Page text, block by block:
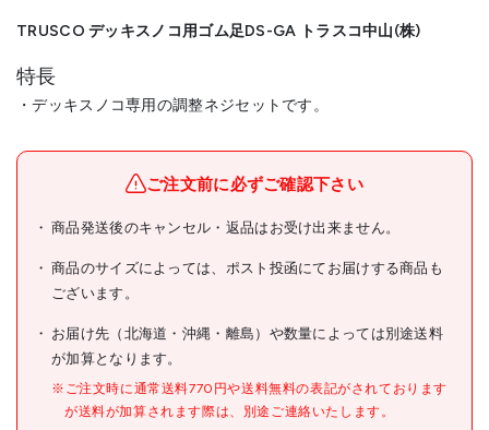
TRUSCO デッキスノコ用ゴム足DS-GA トラスコ中山(株)
特長
・デッキスノコ専用の調整ネジセットです。
ブランド名 TRUSCO
商品名
TRUSCO デッキスノコ用ゴ
ム足
型式 DS-GA
JANコード
●色:ブルー
●品名:ゴム足
ご注文前に必ずご確認下さい
商品発送後のキャンセル・返品はお受け出来ません。
商品のサイズによっては、ポスト投函にてお届けする商品も
ございます。
お届け先（北海道・沖縄・離島）や数量によっては別途送料
が加算となります。
※ご注文時に通常送料770円や送料無料の表記がされております
が送料が加算されます際は、別途ご連絡いたします。